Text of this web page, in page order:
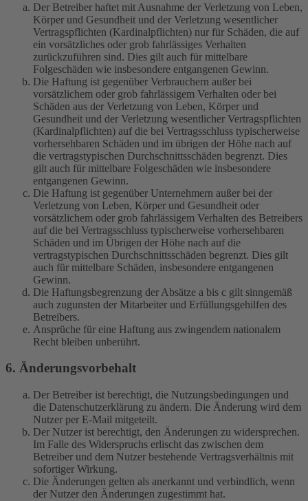
Der Betreiber haftet mit Ausnahme der Verletzung von Leben,
Körper und Gesundheit und der Verletzung wesentlicher
Vertragspflichten (Kardinalpflichten) nur für Schäden, die auf
ein vorsätzliches oder grob fahrlässiges Verhalten
zurückzuführen sind. Dies gilt auch für mittelbare
Folgeschäden wie insbesondere entgangenen Gewinn.
Die Haftung ist gegenüber Verbrauchern außer bei
vorsätzlichem oder grob fahrlässigem Verhalten oder bei
Schäden aus der Verletzung von Leben, Körper und
Gesundheit und der Verletzung wesentlicher Vertragspflichten
(Kardinalpflichten) auf die bei Vertragsschluss typischerweise
vorhersehbaren Schäden und im übrigen der Höhe nach auf
die vertragstypischen Durchschnittsschäden begrenzt. Dies
gilt auch für mittelbare Folgeschäden wie insbesondere
entgangenen Gewinn.
Die Haftung ist gegenüber Unternehmern außer bei der
Verletzung von Leben, Körper und Gesundheit oder
vorsätzlichem oder grob fahrlässigem Verhalten des Betreibers
auf die bei Vertragsschluss typischerweise vorhersehbaren
Schäden und im Übrigen der Höhe nach auf die
vertragstypischen Durchschnittsschäden begrenzt. Dies gilt
auch für mittelbare Schäden, insbesondere entgangenen
Gewinn.
Die Haftungsbegrenzung der Absätze a bis c gilt sinngemäß
auch zugunsten der Mitarbeiter und Erfüllungsgehilfen des
Betreibers.
Ansprüche für eine Haftung aus zwingendem nationalem
Recht bleiben unberührt.
6. Änderungsvorbehalt
Der Betreiber ist berechtigt, die Nutzungsbedingungen und
die Datenschutzerklärung zu ändern. Die Änderung wird dem
Nutzer per E-Mail mitgeteilt.
Der Nutzer ist berechtigt, den Änderungen zu widersprechen.
Im Falle des Widerspruchs erlischt das zwischen dem
Betreiber und dem Nutzer bestehende Vertragsverhältnis mit
sofortiger Wirkung.
Die Änderungen gelten als anerkannt und verbindlich, wenn
der Nutzer den Änderungen zugestimmt hat.